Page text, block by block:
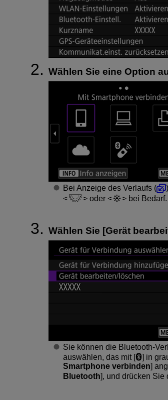
Wählen Sie eine Option
Bei Anzeige des Verlaufs (
oder
bei Bedarf.
Wählen Sie [Gerät
Sie können die Bluetooth-
auswählen, das mit [
] in
Smartphone verbinden]
Bluetooth], und drücken Sie